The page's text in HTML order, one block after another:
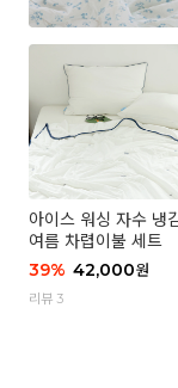
아이스 워싱 자수 냉
여름 차렵이불 세트
39% 42,000원
리뷰 3